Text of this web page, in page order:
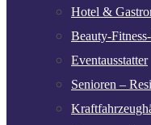
Hotel &
Beauty-
Eventausstatter
Senioren –